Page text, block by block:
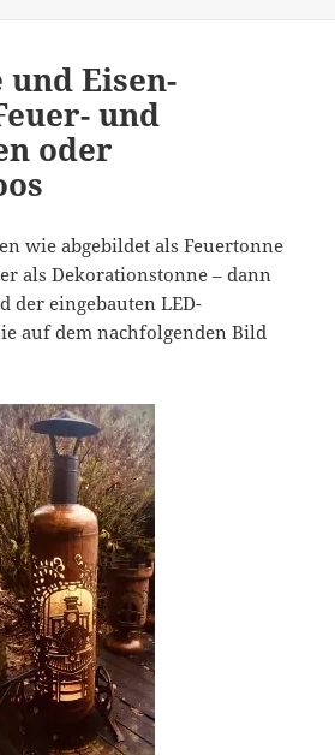
und Eisen-
und
oder
wie abgebildet als Feuertonne
als Dekorationstonne – dann
der eingebauten LED-
auf dem nachfolgenden Bild